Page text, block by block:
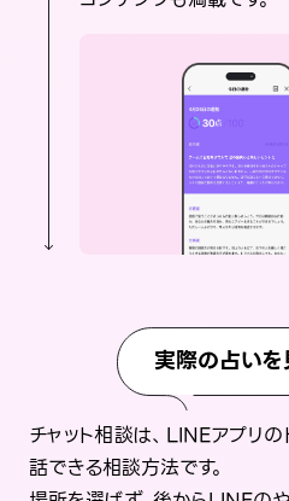
実際の占いを
チャット相談は、LINEアプリ
話できる相談方法です。